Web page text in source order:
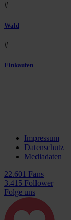
#
Wald
#
Einkaufen
Impressum
Datenschutz
Mediadaten
22.601 Fans
3.415 Follower
Folge uns